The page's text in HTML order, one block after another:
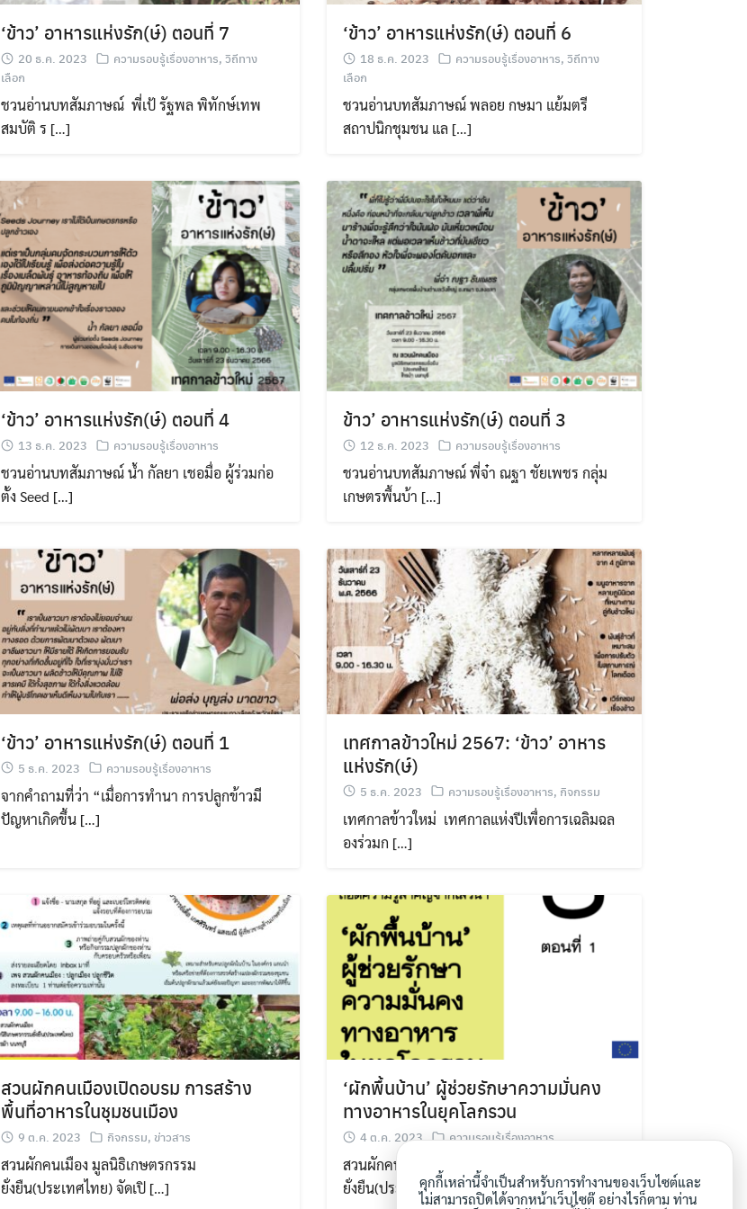
Search
‘ข้าว’ อาหารแห่งรัก(ษ์) ตอนที่ 7
20 ธ.ค. 2023 ความรอบรู้เรื่องอาหาร, วิถีทาง
เลือก
ชวนอ่านบทสัมภาษณ์ พี่เป้ รัฐพล พิทักษ์เทพ
สมบัติ ร […]
‘ข้าว’ อาหารแห่งรัก(ษ์) ตอนที่ 6
18 ธ.ค. 2023 ความรอบรู้เรื่องอาหาร, วิถีทาง
เลือก
ชวนอ่านบทสัมภาษณ์ พลอย​ กษมา​ แย้มตรี​
สถาปนิกชุมชน ​แล […]
‘ข้าว’ อาหารแห่งรัก(ษ์) ตอนที่ 4
13 ธ.ค. 2023 ความรอบรู้เรื่องอาหาร
ชวนอ่านบทสัมภาษณ์ น้ำ กัลยา เชอมื่อ ผู้ร่วมก่อ
ตั้ง Seed […]
ข้าว’ อาหารแห่งรัก(ษ์) ตอนที่ 3
12 ธ.ค. 2023 ความรอบรู้เรื่องอาหาร
ชวนอ่านบทสัมภาษณ์ พี่จ๋า ณฐา ชัยเพชร ​กลุ่ม
เกษตรพื้นบ้า […]
‘ข้าว’ อาหารแห่งรัก(ษ์) ตอนที่ 1
5 ธ.ค. 2023 ความรอบรู้เรื่องอาหาร
จากคำถามที่ว่า “เมื่อการทำนา การปลูกข้าวมี
ปัญหาเกิดขึ้น […]
เทศกาลข้าวใหม่ 2567: ‘ข้าว’ อาหาร
แห่งรัก(ษ์)
5 ธ.ค. 2023 ความรอบรู้เรื่องอาหาร, กิจกรรม
เทศกาลข้าวใหม่ เทศกาลแห่งปีเพื่อการเฉลิมฉล
องร่วมก […]
สวนผักคนเมืองเปิดอบรม การสร้าง
พื้นที่อาหารในชุมชนเมือง
9 ต.ค. 2023 กิจกรรม, ข่าวสาร
สวนผักคนเมือง มูลนิธิเกษตรกรรม
ยั่งยืน(ประเทศไทย) จัดเปิ […]
‘ผักพื้นบ้าน’ ผู้ช่วยรักษาความมั่นคง
ทางอาหารในยุคโลกรวน
4 ต.ค. 2023 ความรอบรู้เรื่องอาหาร
สวนผักคนเมือง มูลนิธิเกษตรกรรม
ยั่งยืน(ประเทศไทย) ขอขอบค […]
คุกกี้เหล่านี้จำเป็นสำหรับการทำงานของเว็บไซต์และ
ไม่สามารถปิดได้จากหน้าเว็บไซต๊ อย่างไรก็ตาม ท่าน